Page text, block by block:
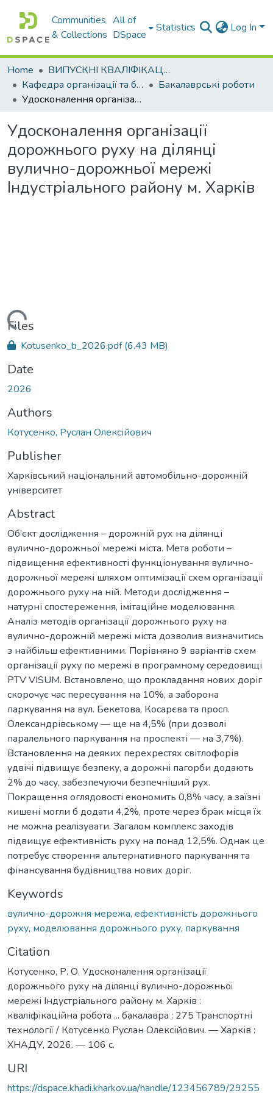
Communities
& Collections
All of
DSpace
Statistics Log In
Home
ВИПУСКНІ КВАЛІФІКАЦІЙНІ РОБОТИ
Кафедра організації та безпеки дорожнього руху
Бакалаврські роботи
Удосконалення організації дорожнього руху на ділянці вулично-дорожньої мережі Індустріального району м. Харків
Удосконалення організації
дорожнього руху на ділянці
вулично-дорожньої мережі
Індустріального району м. Харків
Files
Kotusenko_b_2026.pdf(6.43 MB)
Date
2026
Authors
Котусенко, Руслан Олексійович
Publisher
Харківський національний автомобільно-дорожній
університет
Abstract
Об’єкт дослідження – дорожній рух на ділянці
вулично-дорожньої мережі міста. Мета роботи –
підвищення ефективності функціонування вулично-
дорожньої мережі шляхом оптимізації схем організації
дорожнього руху на ній. Методи дослідження –
натурні спостереження, імітаційне моделювання.
Аналіз методів організації дорожнього руху на
вулично-дорожній мережі міста дозволив визначитись
з найбільш ефективними. Порівняно 9 варіантів схем
організації руху по мережі в програмному середовищі
PTV VISUM. Встановлено, що прокладання нових доріг
скорочує час пересування на 10%, а заборона
паркування на вул. Бекетова, Косарєва та просп.
Олександрівському — ще на 4,5% (при дозволі
паралельного паркування на проспекті — на 3,7%).
Встановлення на деяких перехрестях світлофорів
удвічі підвищує безпеку, а дорожні пагорби додають
2% до часу, забезпечуючи безпечніший рух.
Покращення оглядовості економить 0,8% часу, а заїзні
кишені могли б додати 4,2%, проте через брак місця їх
не можна реалізувати. Загалом комплекс заходів
підвищує ефективність руху на понад 12,5%. Однак це
потребує створення альтернативного паркування та
фінансування будівництва нових доріг.
Keywords
вулично-дорожня мережа, ефективність дорожнього
руху, моделювання дорожнього руху, паркування
Citation
Котусенко, Р. О. Удосконалення організації
дорожнього руху на ділянці вулично-дорожньої
мережі Індустріального району м. Харків :
кваліфікаційна робота ... бакалавра : 275 Транспортні
технології / Котусенко Руслан Олексійович. — Харків :
ХНАДУ, 2026. — 106 с.
URI
https://dspace.khadi.kharkov.ua/handle/123456789/29255